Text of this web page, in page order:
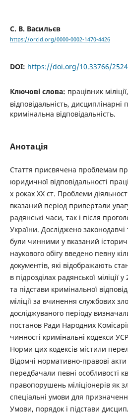
С. В. Васильєв
https://orcid.org/0000-0002-1470-4426
DOI: https://doi.org/10.33766/
Ключові слова: працівник
відповідальність,
кримінальна відповідальність.
Анотація
Cтаття присвячена проблемам
юридичної відповідальності
х роках ХХ ст. Проблеми
вказаний період привертали
радянські часи, так і після
України. Досліджено законодавчі
були чинними у вказаний
наукового обігу введено певну
документів, які відображають
в підрозділах радянської міліції
та підстави кримінальної
міліції за вчинення службових
досліджуваного періоду
постанов Ради Народних
чинності кримінальні кодекси
Норми цих кодексів містили
Відомчі нормативно-правові
передбачали певні особливості
правопорушень міліціонерів як
спеціальні умови для
Умови, порядок і підстави